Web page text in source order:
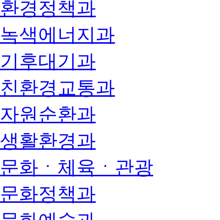
환경정책과
녹색에너지과
기후대기과
친환경교통과
자원순환과
생활환경과
문화ㆍ체육ㆍ관광
문화정책과